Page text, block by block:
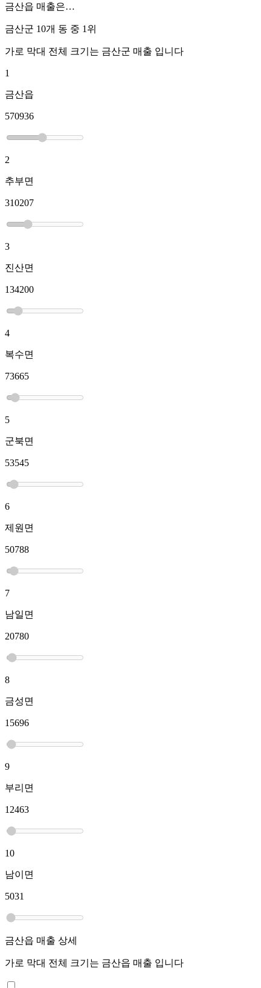
금산읍 매출은…
금산군 10개 동 중 1위
가로 막대 전체 크기는 금산군 매출 입니다
1
금산읍
570936
2
추부면
310207
3
진산면
134200
4
복수면
73665
5
군북면
53545
6
제원면
50788
7
남일면
20780
8
금성면
15696
9
부리면
12463
10
남이면
5031
금산읍 매출 상세
가로 막대 전체 크기는 금산읍 매출 입니다